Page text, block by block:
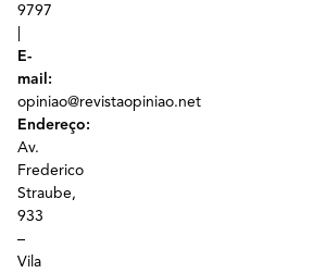
9797
E-
mail:
opiniao@revistaopiniao.net
Endereço:
Av.
Frederico
Straube,
933
–
Vila